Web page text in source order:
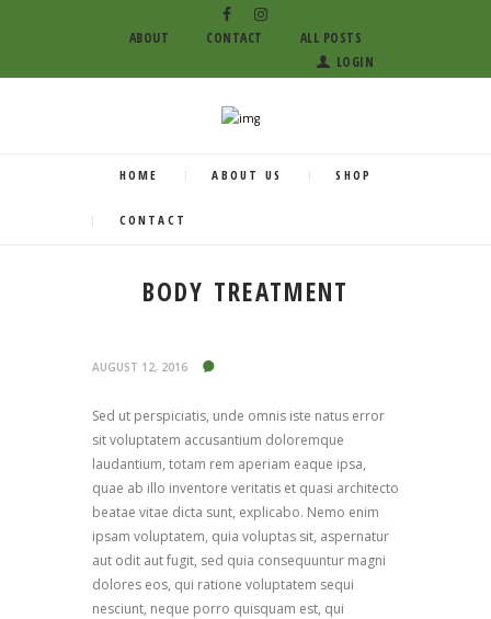
ABOUT CONTACT
ALL POSTS
LOGIN
HOME ABOUT US SHOP
CONTACT
BODY TREATMENT
AUGUST 12, 2016
Sed ut perspiciatis, unde omnis iste natus error
sit voluptatem accusantium doloremque
laudantium, totam rem aperiam eaque ipsa,
quae ab illo inventore veritatis et quasi architecto
beatae vitae dicta sunt, explicabo. Nemo enim
ipsam voluptatem, quia voluptas sit, aspernatur
aut odit aut fugit, sed quia consequuntur magni
dolores eos, qui ratione voluptatem sequi
nesciunt, neque porro quisquam est, qui